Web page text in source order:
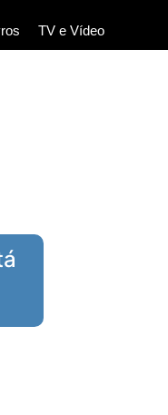
TV e Vídeo